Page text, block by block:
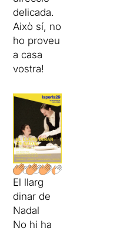
delicada.
Això sí, no
ho proveu
a casa
vostra!
El llarg
dinar de
Nadal
No hi ha